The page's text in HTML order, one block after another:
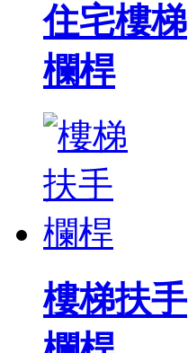
住宅樓梯
欄桿
樓梯扶手